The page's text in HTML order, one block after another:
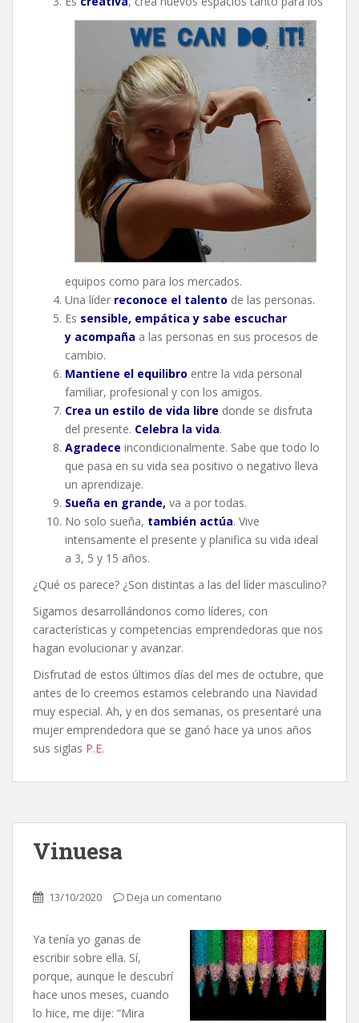
equipos como para los mercados.
Una líder reconoce el talento de las personas.
Es sensible, empática y sabe escuchar
y acompaña a las personas en sus procesos de
cambio.
Mantiene el equilibro entre la vida personal
familiar, profesional y con los amigos.
Crea un estilo de vida libre donde se disfruta
del presente. Celebra la vida.
Agradece incondicionalmente. Sabe que todo lo
que pasa en su vida sea positivo o negativo lleva
un aprendizaje.
Sueña en grande, va a por todas.
No solo sueña, también actúa. Vive
intensamente el presente y planifica su vida ideal
a 3, 5 y 15 años.
¿Qué os parece? ¿Son distintas a las del líder masculino?
Sigamos desarrollándonos como líderes, con
características y competencias emprendedoras que nos
hagan evolucionar y avanzar.
Disfrutad de estos últimos días del mes de octubre, que
antes de lo creemos estamos celebrando una Navidad
muy especial. Ah, y en dos semanas, os presentaré una
mujer emprendedora que se ganó hace ya unos años
sus siglas P.E.
Vinuesa
13/10/2020 Deja un comentario
Ya tenía yo ganas de
escribir sobre ella. Sí,
porque, aunque le descubrí
hace unos meses, cuando
lo hice, me dije: “Mira